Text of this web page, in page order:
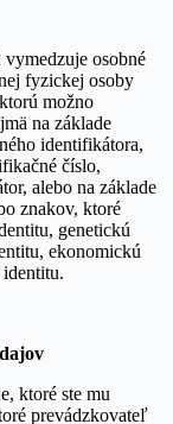
osobné
fyzickej osoby
možno
na základe
identifikátora,
číslo,
alebo na základe
znakov, ktoré
genetickú
ekonomickú
ktoré ste mu
prevádzkovateľ